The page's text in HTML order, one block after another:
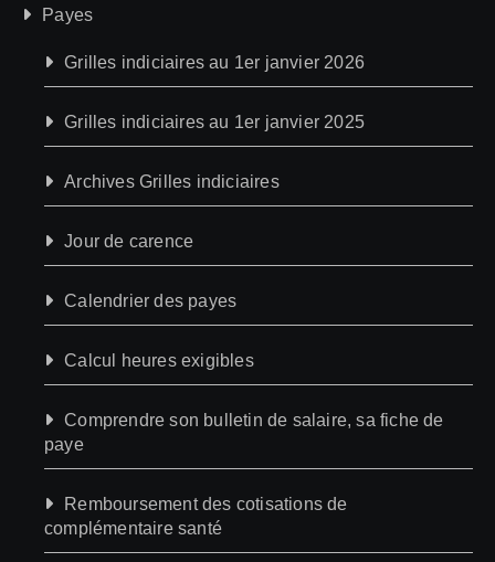
Payes
Grilles indiciaires au 1er janvier 2026
Grilles indiciaires au 1er janvier 2025
Archives Grilles indiciaires
Jour de carence
Calendrier des payes
Calcul heures exigibles
Comprendre son bulletin de salaire, sa fiche de
paye
Remboursement des cotisations de
complémentaire santé